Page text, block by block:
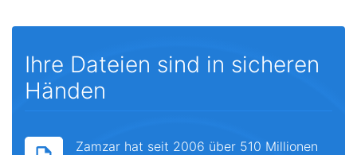
Ihre Dateien sind in sicheren
Händen
Zamzar hat seit 2006 über 510 Millionen